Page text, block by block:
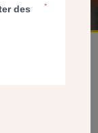
des
*